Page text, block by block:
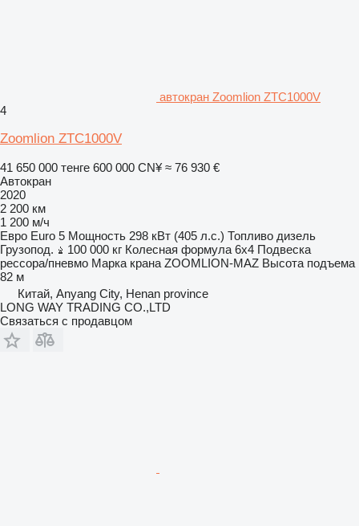
автокран Zoomlion ZTC1000V
4
Zoomlion ZTC1000V
41 650 000 тенге 600 000 CN¥ ≈ 76 930 €
Автокран
2020
2 200 км
1 200 м/ч
Евро Euro 5 Мощность 298 кВт (405 л.с.) Топливо дизель
Грузопод.
100 000 кг Колесная формула 6x4 Подвеска
рессора/пневмо Марка крана ZOOMLION-MAZ Высота подъема
82 м
Китай, Anyang City, Henan province
LONG WAY TRADING CO.,LTD
Связаться с продавцом